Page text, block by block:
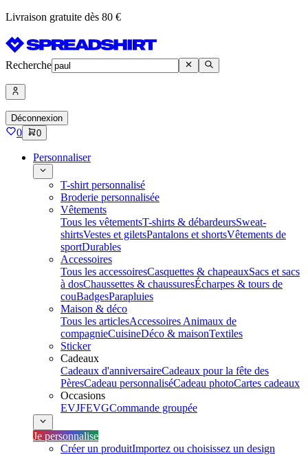
Livraison gratuite dès 80 €
Recherche
Déconnexion
0 0
Personnaliser
T-shirt personnalisé
Broderie personnalisée
Vêtements
Tous les vêtementsT-shirts & débardeursSweat-
shirtsVestes et giletsPantalons et shortsVêtements de
sportDurables
Accessoires
Tous les accessoiresCasquettes & chapeauxSacs et sacs
à dosChaussettes & chaussuresÉcharpes & tours de
couBadgesParapluies
Maison & déco
Tous les articlesAccessoires Animaux de
compagnieCuisineDéco & maisonTextiles
Sticker
Cadeaux
Cadeaux d'anniversaireCadeaux pour la fête des
PèresCadeau personnaliséCadeau photoCartes cadeaux
Occasions
EVJFEVGCommande groupée
Je personnalise
Créer un produitImportez ou choisissez un design